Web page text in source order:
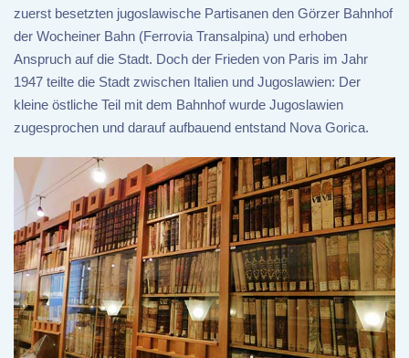
zuerst besetzten jugoslawische Partisanen den Görzer Bahnhof
der Wocheiner Bahn (Ferrovia Transalpina) und erhoben
Anspruch auf die Stadt. Doch der Frieden von Paris im Jahr
1947 teilte die Stadt zwischen Italien und Jugoslawien: Der
kleine östliche Teil mit dem Bahnhof wurde Jugoslawien
zugesprochen und darauf aufbauend entstand Nova Gorica.